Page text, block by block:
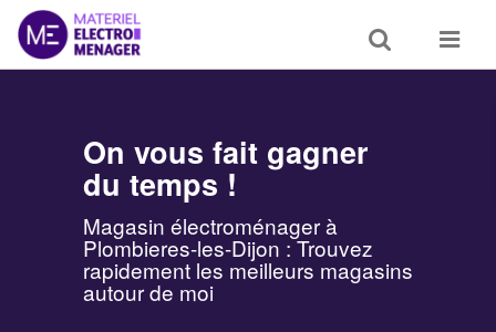
Toggle
search
Toggle
On vous fait gagner
du temps !
Magasin électroménager à
Plombieres-les-Dijon : Trouvez
rapidement les meilleurs magasins
autour de moi